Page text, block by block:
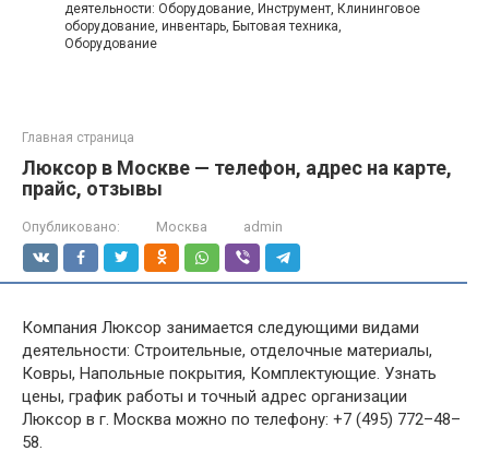
деятельности: Оборудование, Инструмент, Клининговое
оборудование, инвентарь, Бытовая техника,
Оборудование
Главная страница
Люксор в Москве — телефон, адрес на карте,
прайс, отзывы
Опубликовано: Москва admin
Компания Люксор занимается следующими видами
деятельности: Строительные, отделочные материалы,
Ковры, Напольные покрытия, Комплектующие. Узнать
цены, график работы и точный адрес организации
Люксор в г. Москва можно по телефону: +7 (495) 772–48–
58.